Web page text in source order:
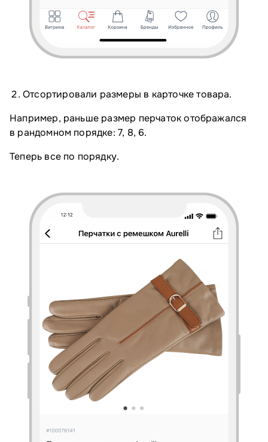
Отсортировали размеры в карточке товара.
Например, раньше размер перчаток отображался
в рандомном порядке: 7, 8, 6.
Теперь все по порядку.